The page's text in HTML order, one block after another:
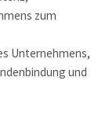
zum
Unternehmens,
und